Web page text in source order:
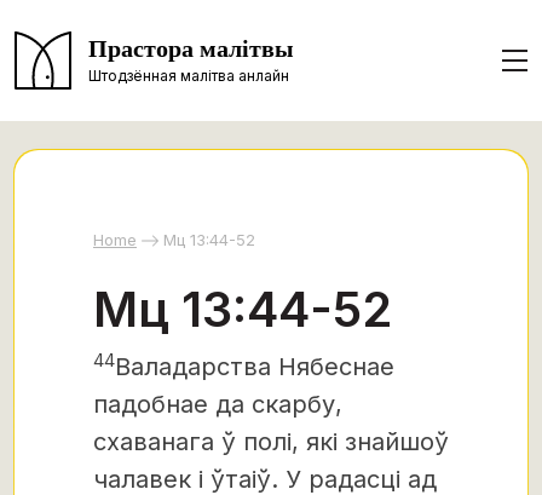
Прастора малітвы
Штодзённая малітва анлайн
Home Мц 13:44-52
Мц 13:44-52
44Валадарства Нябеснае
падобнае да скарбу,
схаванага ў полі, які знайшоў
чалавек і ўтаіў. У радасці ад